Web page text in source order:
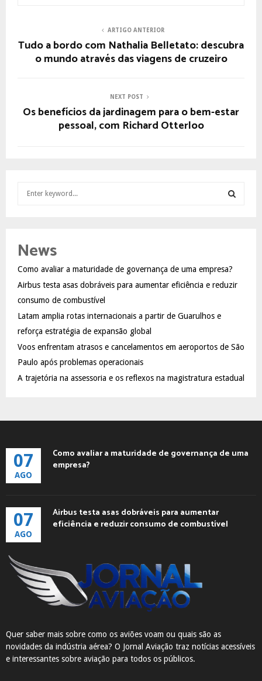
ARTIGO ANTERIOR
Tudo a bordo com Nathalia Belletato: descubra
o mundo através das viagens de cruzeiro
NEXT POST
Os benefícios da jardinagem para o bem-estar
pessoal, com Richard Otterloo
h
o
r
:
R
News
Como avaliar a maturidade de governança de uma empresa?
Airbus testa asas dobráveis para aumentar eficiência e reduzir
consumo de combustível
Latam amplia rotas internacionais a partir de Guarulhos e
reforça estratégia de expansão global
Voos enfrentam atrasos e cancelamentos em aeroportos de São
Paulo após problemas operacionais
A trajetória na assessoria e os reflexos na magistratura estadual
07
AGO
Como avaliar a maturidade de governança de uma
empresa?
07
AGO
Airbus testa asas dobráveis para aumentar
eficiência e reduzir consumo de combustível
Quer saber mais sobre como os aviões voam ou quais são as
novidades da indústria aérea? O Jornal Aviação traz notícias acessíveis
e interessantes sobre aviação para todos os públicos.